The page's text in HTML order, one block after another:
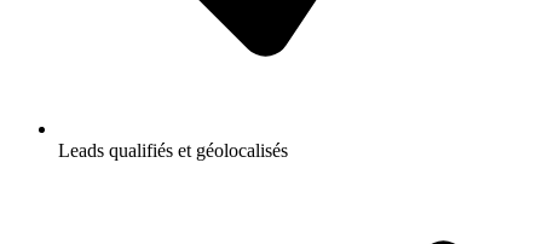
Leads qualifiés et géolocalisés